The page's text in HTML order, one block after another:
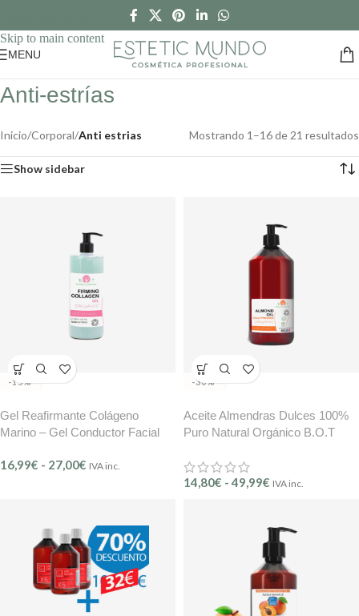
Skip to main content
MENU
Anti-estrías
Inicio/Corporal/Anti estrias Mostrando 1–16 de 21 resultados
Show sidebar
-15%
Gel Reafirmante Colágeno
Marino – Gel Conductor Facial
16,99€ - 27,00€ IVA inc.
-30%
Aceite Almendras Dulces 100%
Puro Natural Orgánico B.O.T
14,80€ - 49,99€ IVA inc.